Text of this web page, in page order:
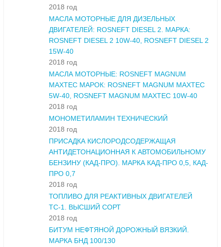
2018 год
МАСЛА МОТОРНЫЕ ДЛЯ ДИЗЕЛЬНЫХ
ДВИГАТЕЛЕЙ: ROSNEFT DIESEL 2. МАРКА:
ROSNEFT DIESEL 2 10W-40, ROSNEFT DIESEL 2
15W-40
2018 год
МАСЛА МОТОРНЫЕ: ROSNEFT MAGNUM
MAXTEC МАРОК: ROSNEFT MAGNUM MAXTEC
5W-40, ROSNEFT MAGNUM MAXTEC 10W-40
2018 год
МОНОМЕТИЛАМИН ТЕХНИЧЕСКИЙ
2018 год
ПРИСАДКА КИСЛОРОДСОДЕРЖАЩАЯ
АНТИДЕТОНАЦИОННАЯ К АВТОМОБИЛЬНОМУ
БЕНЗИНУ (КАД-ПРО). МАРКА КАД-ПРО 0,5, КАД-
ПРО 0,7
2018 год
ТОПЛИВО ДЛЯ РЕАКТИВНЫХ ДВИГАТЕЛЕЙ
ТС-1. ВЫСШИЙ СОРТ
2018 год
БИТУМ НЕФТЯНОЙ ДОРОЖНЫЙ ВЯЗКИЙ.
МАРКА БНД 100/130